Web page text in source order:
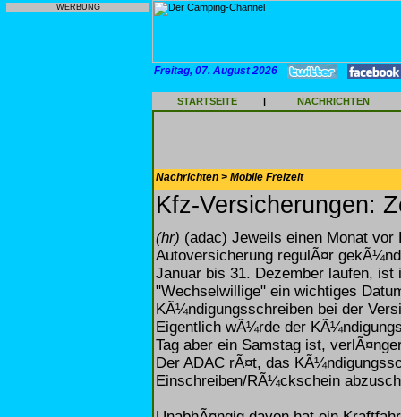
WERBUNG
Freitag, 07. August 2026
STARTSEITE | NACHRICHTEN
Nachrichten > Mobile Freizeit
Kfz-Versicherungen:
(hr) (adac) Jeweils einen Monat
Autoversicherung regulÃ¤r
Januar bis 31. Dezember laufen,
"Wechselwillige" ein wichtiges
KÃ¼ndigungsschreiben bei der
Eigentlich wÃ¼rde der
Tag aber ein Samstag ist,
Der ADAC rÃ¤t, das
Einschreiben/RÃ¼ckschein